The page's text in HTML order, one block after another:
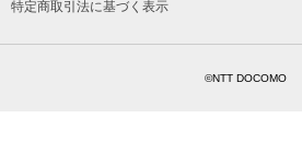
特定商取引法に基づく表示
©NTT DOCOMO